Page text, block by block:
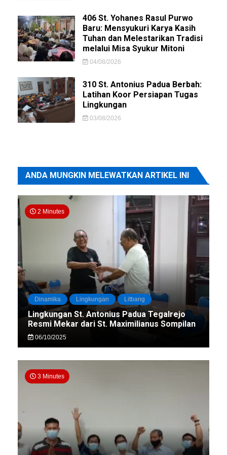
406 St. Yohanes Rasul Purwo
Baru: Mensyukuri Karya Kasih
Tuhan dan Melestarikan Tradisi
melalui Misa Syukur Mitoni
04/08/2026
310 St. Antonius Padua Berbah:
Latihan Koor Persiapan Tugas
Lingkungan
03/08/2026
ANDA MUNGKIN MELEWATKAN ARTIKEL INI
2 Minutes
Dinamika Lingkungan Litbang
Lingkungan St. Antonius Padua Tegalrejo
Resmi Mekar dari St. Maximilianus Sompilan
06/10/2025
3 Minutes